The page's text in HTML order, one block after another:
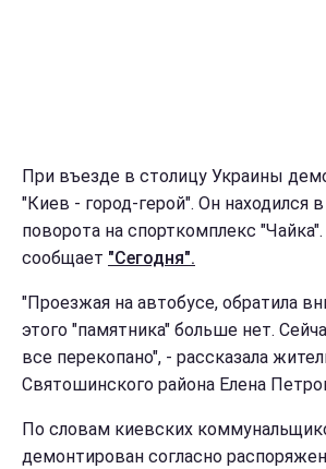
При въезде в столицу Украины
"Киев - город-герой". Он находился
поворота на спорткомплекс
сообщает "Сегодня".
"Проезжая на автобусе, обратила
этого "памятника" больше нет.
все перекопано", - рассказала
Святошинского района Елена
По словам киевских
демонтирован согласно